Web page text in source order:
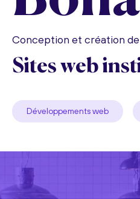
Conception et création
Sites web
Développements web